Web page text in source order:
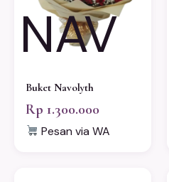
NAV
Buket Navolyth
Rp 1.300.000
Pesan via WA